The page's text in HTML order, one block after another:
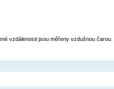
vzdálenosti jsou měřeny vzdušnou čarou.